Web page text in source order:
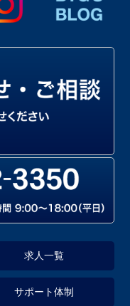
求人一覧
サポート体制